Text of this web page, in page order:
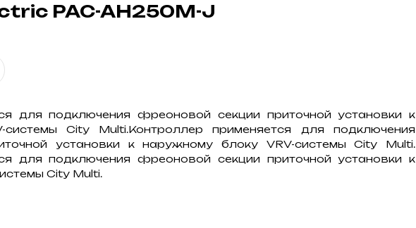
PAC-AH250M-J
для подключения фреоновой секции приточной установки к
City Multi.Контроллер применяется для подключения
установки к наружному блоку VRV-системы City Multi.
для подключения фреоновой секции приточной установки к
City Multi.